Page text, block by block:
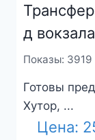
д вокзала
Показы: 3919
Готовы
Хутор, ...
Цена: